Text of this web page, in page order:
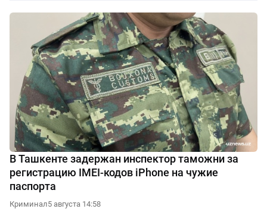
В Ташкенте задержан инспектор таможни за
регистрацию IMEI-кодов iPhone на чужие
паспорта
Криминал5 августа 14:58